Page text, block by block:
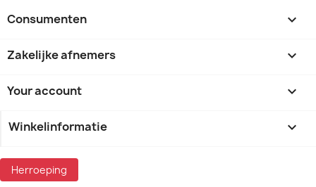
Consumenten 
Zakelijke afnemers 
Your account 
Winkelinformatie keyboard_arrow_down
Herroeping